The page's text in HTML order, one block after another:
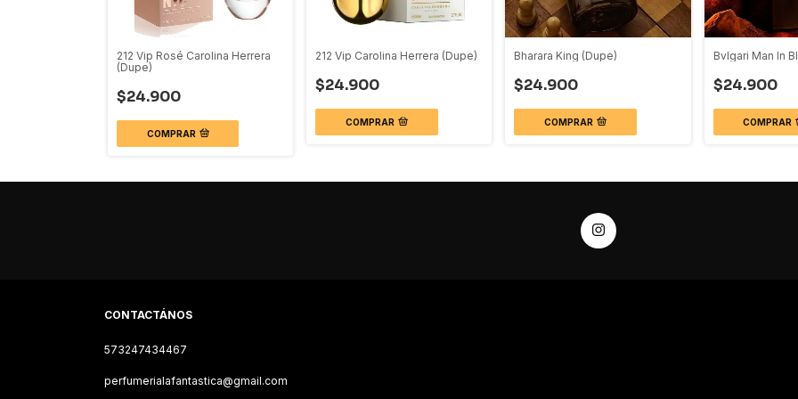
212 Vip Rosé Carolina Herrera
(Dupe)
$24.900
COMPRAR
212 Vip Carolina Herrera (Dupe)
$24.900
COMPRAR
Bharara King (Dupe)
$24.900
COMPRAR
Bvlgari Man In
$24.900
COMPRAR
CONTACTÁNOS
573247434467
perfumerialafantastica@gmail.com